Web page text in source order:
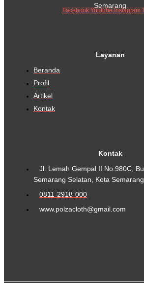
Semarang
Facebook Youtube Instagram
Layanan
Beranda
Profil
Artikel
Kontak
Kontak
Jl. Lemah Gempal II No.980C,
Semarang Selatan, Kota
0811-2918-000
www.polzacloth@gmail.com